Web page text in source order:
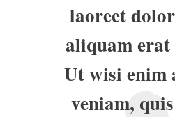
laoreet
aliquam
Ut wisi enim
veniam,